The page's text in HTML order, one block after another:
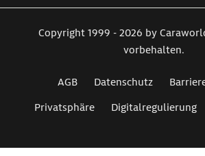
Copyright 1999 - 2026 by
vorbehalten.
AGB Datenschutz
Privatsphäre
Digitalregulierung